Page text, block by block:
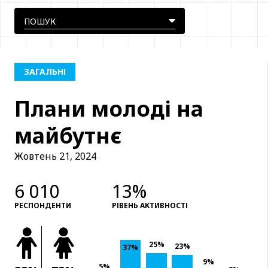
ЗАГАЛЬНІ
Плани молоді на
майбутнє
Жовтень 21, 2024
6 010
РЕСПОНДЕНТИ
13%
РІВЕНЬ АКТИВНОСТІ
37% 25%
23%
9%